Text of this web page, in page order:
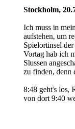
Stockholm,
Ich muss in
aufstehen, um
Spielortinsel
Vortag hab ich
Slussen
zu finden, denn
8:48 geht's los,
von dort 9:40